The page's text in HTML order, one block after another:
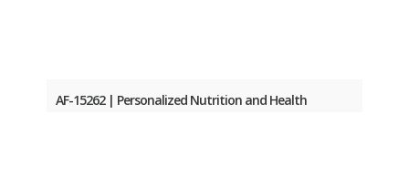
AF-15262 | Personalized Nutrition and Health